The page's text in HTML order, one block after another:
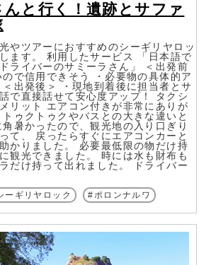
と行く！遺跡とサファ
やツアーにおすすめのシーギリヤロッ
ます。 利用したサービス 「日本語で
ライバーのサミーラさん」 ＜出発前
ので信用できそう ・必要物の具体的ア
＜出発後＞ ・現地到着後に担当者とサ
で直接話せて安心度アップ！ タクシ
リット エアコン付きが非常にありが
ゥクトゥクやバスとの大きな違いと
暑かったので、観光地の入り口ぎり
て、 戻ったらすぐにエアコンカーと
かりました。 必要最低限の物だけ持
観光できました。 時には水も財布も
だけ持って出れました。 ドライバー
ーギリヤロック ポロンナルワ